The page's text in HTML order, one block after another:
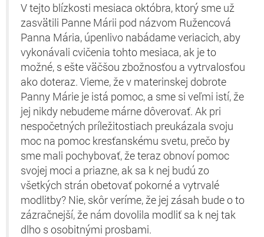
V tejto blízkosti mesiaca októbra, ktorý sme už
zasvätili Panne Márii pod názvom Ružencová
Panna Mária, úpenlivo nabádame veriacich, aby
vykonávali cvičenia tohto mesiaca, ak je to
možné, s ešte väčšou zbožnosťou a vytrvalosťou
ako doteraz. Vieme, že v materinskej dobrote
Panny Márie je istá pomoc, a sme si veľmi istí, že
jej nikdy nebudeme márne dôverovať. Ak pri
nespočetných príležitostiach preukázala svoju
moc na pomoc kresťanskému svetu, prečo by
sme mali pochybovať, že teraz obnoví pomoc
svojej moci a priazne, ak sa k nej budú zo
všetkých strán obetovať pokorné a vytrvalé
modlitby? Nie, skôr veríme, že jej zásah bude o to
zázračnejší, že nám dovolila modliť sa k nej tak
dlho s osobitnými prosbami.